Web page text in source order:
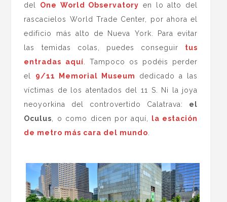
del One World Observatory en lo alto del
rascacielos World Trade Center, por ahora el
edificio más alto de Nueva York. Para evitar
las temidas colas, puedes conseguir tus
entradas aquí . Tampoco os podéis perder
el 9/11 Memorial Museum
dedicado a las
víctimas de los atentados del 11 S. Ni la joya
neoyorkina del controvertido Calatrava: el
Oculus , o como dicen por aquí,
la estación
de metro más cara del mundo